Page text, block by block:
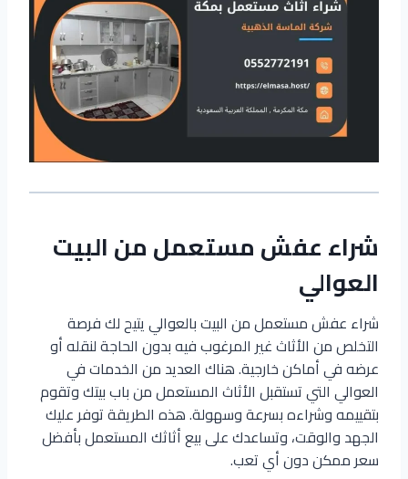
شراء عفش مستعمل من البيت
العوالي
شراء عفش مستعمل من البيت بالعوالي يتيح لك فرصة
التخلص من الأثاث غير المرغوب فيه بدون الحاجة لنقله أو
عرضه في أماكن خارجية. هناك العديد من الخدمات في
العوالي التي تستقبل الأثاث المستعمل من باب بيتك وتقوم
بتقييمه وشراءه بسرعة وسهولة. هذه الطريقة توفر عليك
الجهد والوقت، وتساعدك على بيع أثاثك المستعمل بأفضل
سعر ممكن دون أي تعب.